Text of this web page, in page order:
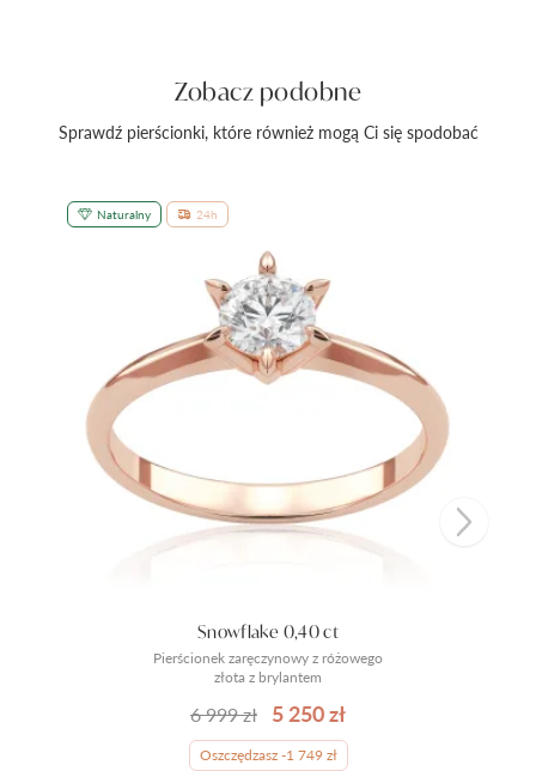
Zobacz podobne
Sprawdź pierścionki, które również mogą Ci się spodobać
Naturalny 24h
Pierścionek zaręczynowy z różowego
złota z brylantem
Snowflake 0,40 ct
6 999 zł 5 250 zł
Oszczędzasz -1 749 zł